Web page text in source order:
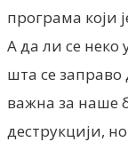
програма који
А да ли се неко
шта се заправо
важна за наше
деструкцији,